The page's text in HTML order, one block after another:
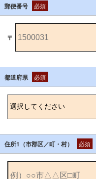
郵便番号 必須
〒
都道府県 必須
住所1（市郡区／町・村） 必須